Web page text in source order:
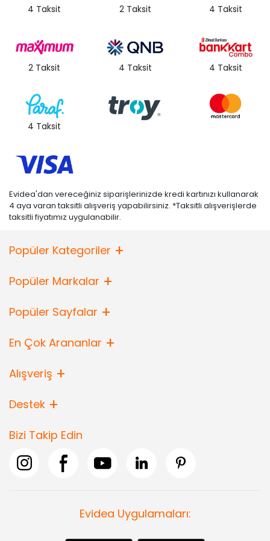
4 Taksit 2 Taksit 4 Taksit
2 Taksit 4 Taksit 4 Taksit
4 Taksit
Evidea'dan vereceğiniz siparişlerinizde kredi kartınızı kullanarak
4 aya varan taksitli alışveriş yapabilirsiniz. *Taksitli alışverişlerde
taksitli fiyatımız uygulanabilir.
Popüler Kategoriler
Popüler Markalar
Popüler Sayfalar
En Çok Arananlar
Alışveriş
Destek
Bizi Takip Edin
Evidea Uygulamaları: